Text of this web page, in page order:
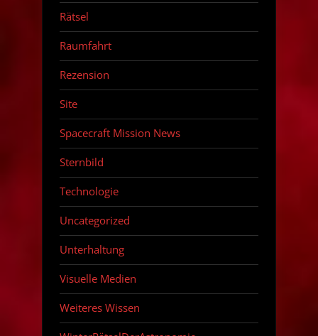
Rätsel
Raumfahrt
Rezension
Site
Spacecraft Mission News
Sternbild
Technologie
Uncategorized
Unterhaltung
Visuelle Medien
Weiteres Wissen